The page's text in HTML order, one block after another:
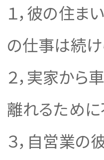
１，彼の住ま
の仕事は続
２，実家から
離れるため
３，自営業の